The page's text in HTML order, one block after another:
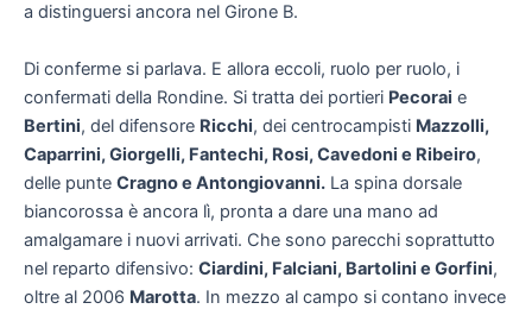
a distinguersi ancora nel Girone B.
Di conferme si parlava. E allora eccoli, ruolo per ruolo, i
confermati della Rondine. Si tratta dei portieri Pecorai e
Bertini, del difensore Ricchi, dei centrocampisti Mazzolli,
Caparrini, Giorgelli, Fantechi, Rosi, Cavedoni e Ribeiro,
delle punte Cragno e Antongiovanni. La spina dorsale
biancorossa è ancora lì, pronta a dare una mano ad
amalgamare i nuovi arrivati. Che sono parecchi soprattutto
nel reparto difensivo: Ciardini, Falciani, Bartolini e Gorfini,
oltre al 2006 Marotta. In mezzo al campo si contano invece